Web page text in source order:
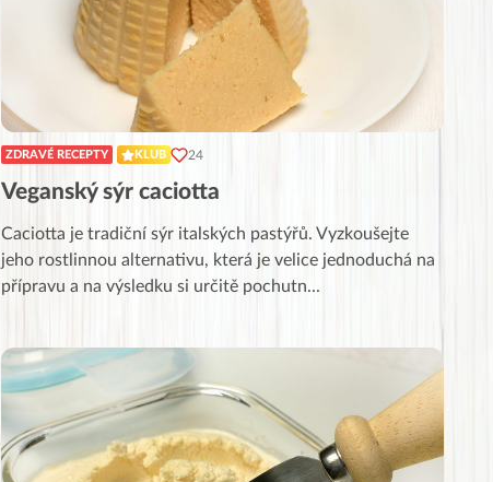
ZDRAVÉ RECEPTY KLUB 24
Veganský sýr caciotta
Caciotta je tradiční sýr italských pastýřů. Vyzkoušejte
jeho rostlinnou alternativu, která je velice jednoduchá na
přípravu a na výsledku si určitě pochutn...